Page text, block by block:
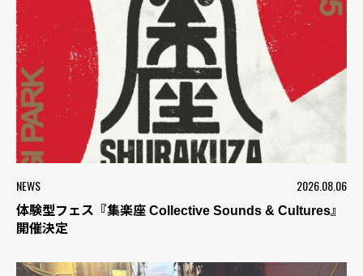
NEWS 2026.08.06
体験型フェス『集楽座 Collective Sounds & Cultures』
開催決定